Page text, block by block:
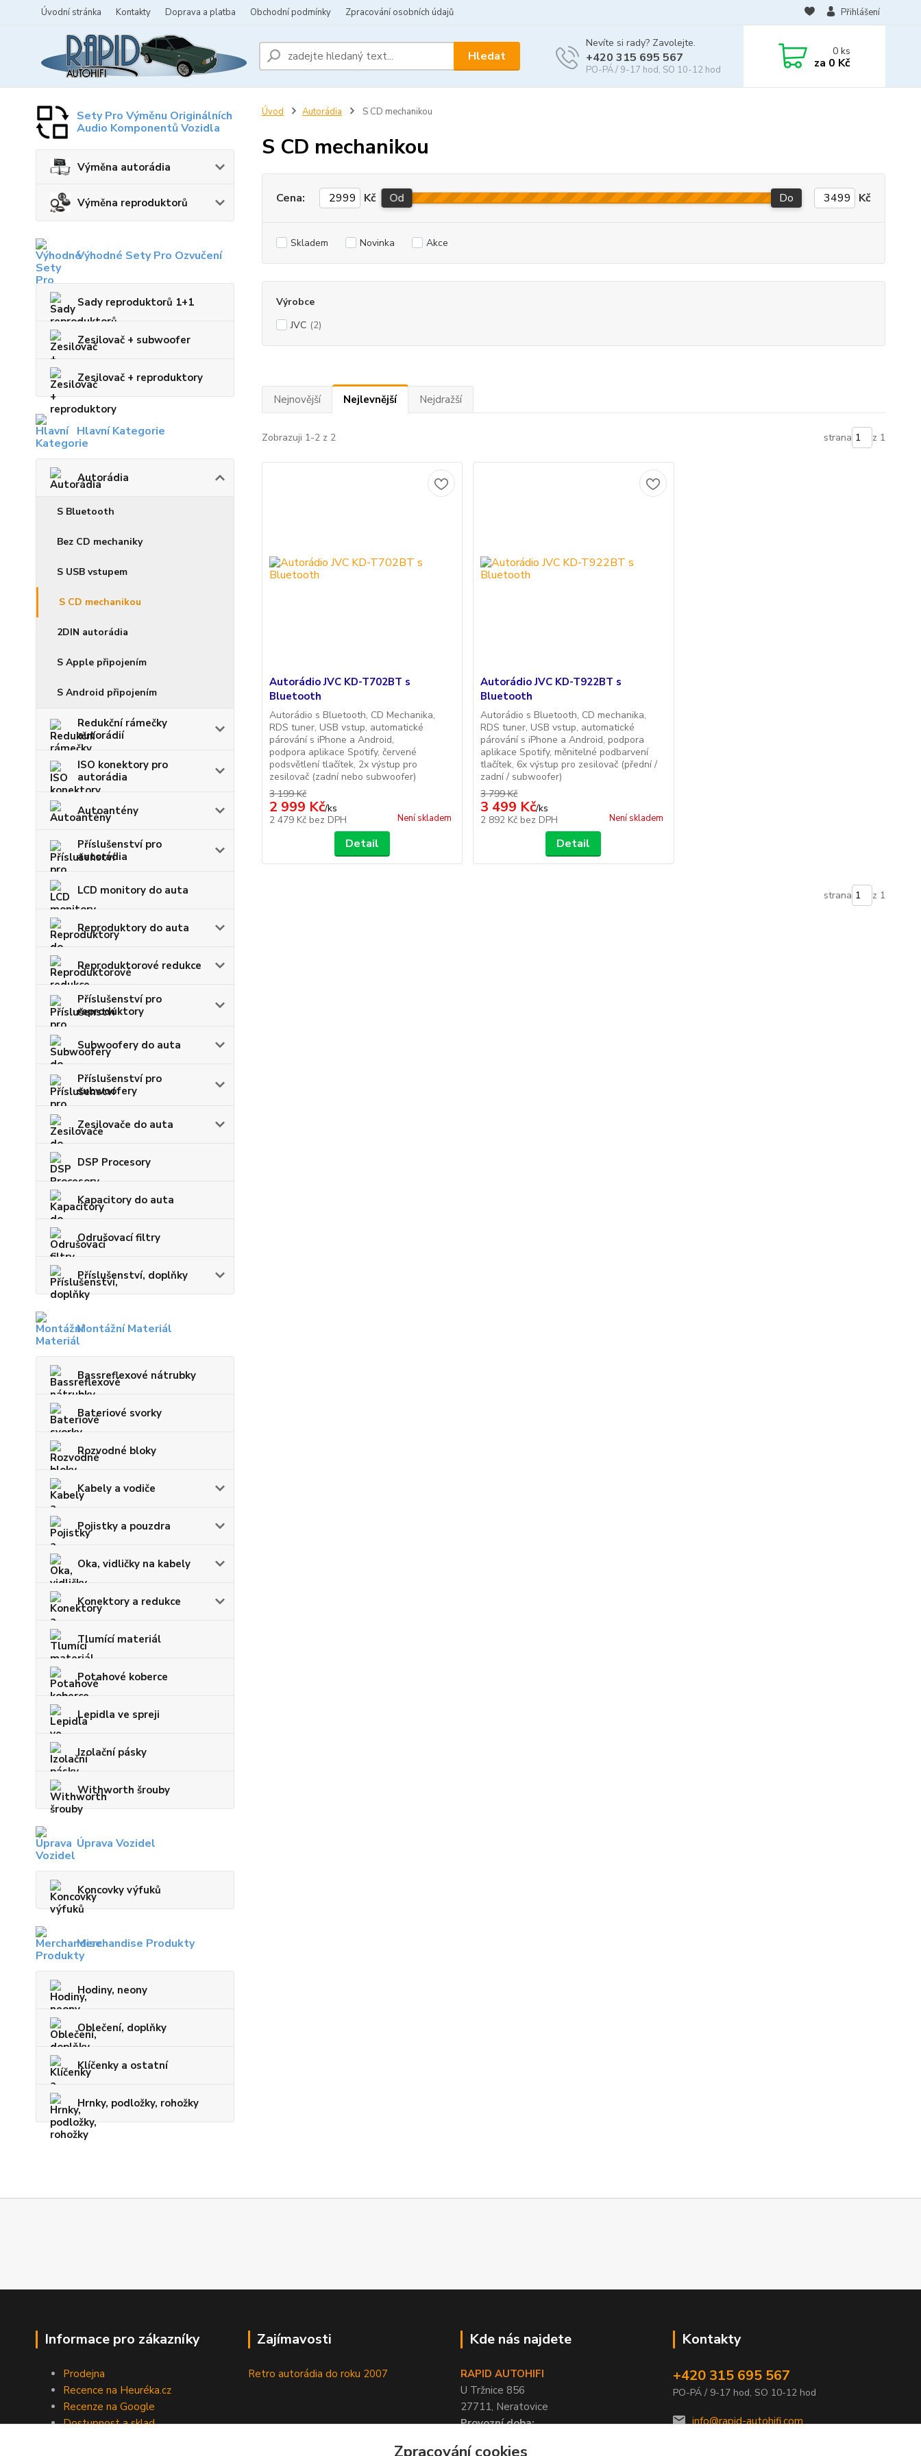
Úvodní stránka Kontakty Doprava a platba Obchodní podmínky Zpracování osobních údajů Přihlášení
Hledat
Nevíte si rady? Zavolejte.
+420 315 695 567
PO-PÁ / 9-17 hod, SO 10-12 hod
0ks
za 0 Kč
Sety Pro Výměnu Originálních
Audio Komponentů Vozidla
Výměna autorádia
Výměna reproduktorů
Výhodné Sety Pro Ozvučení
Sady reproduktorů 1+1
Zesilovač + subwoofer
Zesilovač + reproduktory
Hlavní Kategorie
Autorádia
S Bluetooth
Bez CD mechaniky
S USB vstupem
S CD mechanikou
2DIN autorádia
S Apple připojením
S Android připojením
Redukční rámečky
autorádií
ISO konektory pro
autorádia
Autoantény
Příslušenství pro
autorádia
LCD monitory do auta
Reproduktory do auta
Reproduktorové redukce
Příslušenství pro
reproduktory
Subwoofery do auta
Příslušenství pro
subwoofery
Zesilovače do auta
DSP Procesory
Kapacitory do auta
Odrušovací filtry
Příslušenství, doplňky
Montážní Materiál
Bassreflexové nátrubky
Bateriové svorky
Rozvodné bloky
Kabely a vodiče
Pojistky a pouzdra
Oka, vidličky na kabely
Konektory a redukce
Tlumící materiál
Potahové koberce
Lepidla ve spreji
Izolační pásky
Withworth šrouby
Úprava Vozidel
Koncovky výfuků
Merchandise Produkty
Hodiny, neony
Oblečení, doplňky
Klíčenky a ostatní
Hrnky, podložky, rohožky
Úvod Autorádia S CD mechanikou
S CD mechanikou
Cena: Kč Od Do Kč
Skladem Novinka Akce
Výrobce
JVC (2)
Nejnovější Nejlevnější Nejdražší
Zobrazuji 1-2 z 2 strana z 1
Autorádio JVC KD-T702BT s
Bluetooth
Autorádio s Bluetooth, CD Mechanika,
RDS tuner, USB vstup, automatické
párování s iPhone a Android,
podpora aplikace Spotify, červené
podsvětlení tlačítek, 2x výstup pro
zesilovač (zadní nebo subwoofer)
3 199 Kč
2 999 Kč/ks
2 479 Kč bez DPH Není skladem
Detail
Autorádio JVC KD-T922BT s
Bluetooth
Autorádio s Bluetooth, CD mechanika,
RDS tuner, USB vstup, automatické
párování s iPhone a Android, podpora
aplikace Spotify, měnitelné podbarvení
tlačítek, 6x výstup pro zesilovač (přední /
zadní / subwoofer)
3 799 Kč
3 499 Kč/ks
2 892 Kč bez DPH Není skladem
Detail
strana z 1
Informace pro zákazníky
Prodejna
Recence na Heuréka.cz
Recenze na Google
Dostupnost a sklad
Zajímavosti
Retro autorádia do roku 2007
Kde nás najdete
RAPID AUTOHIFI
U Tržnice 856
27711, Neratovice
Provozní doba:
Kontakty
+420 315 695 567
PO-PÁ / 9-17 hod, SO 10-12 hod
info@rapid-autohifi.com
Zpracování cookies